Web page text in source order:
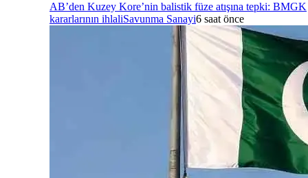
AB’den Kuzey Kore’nin balistik füze atışına tepki: BMGK
kararlarının ihlaliSavunma Sanayi6 saat önce